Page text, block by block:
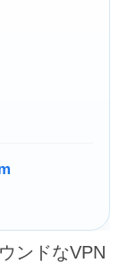
ンドなVPN